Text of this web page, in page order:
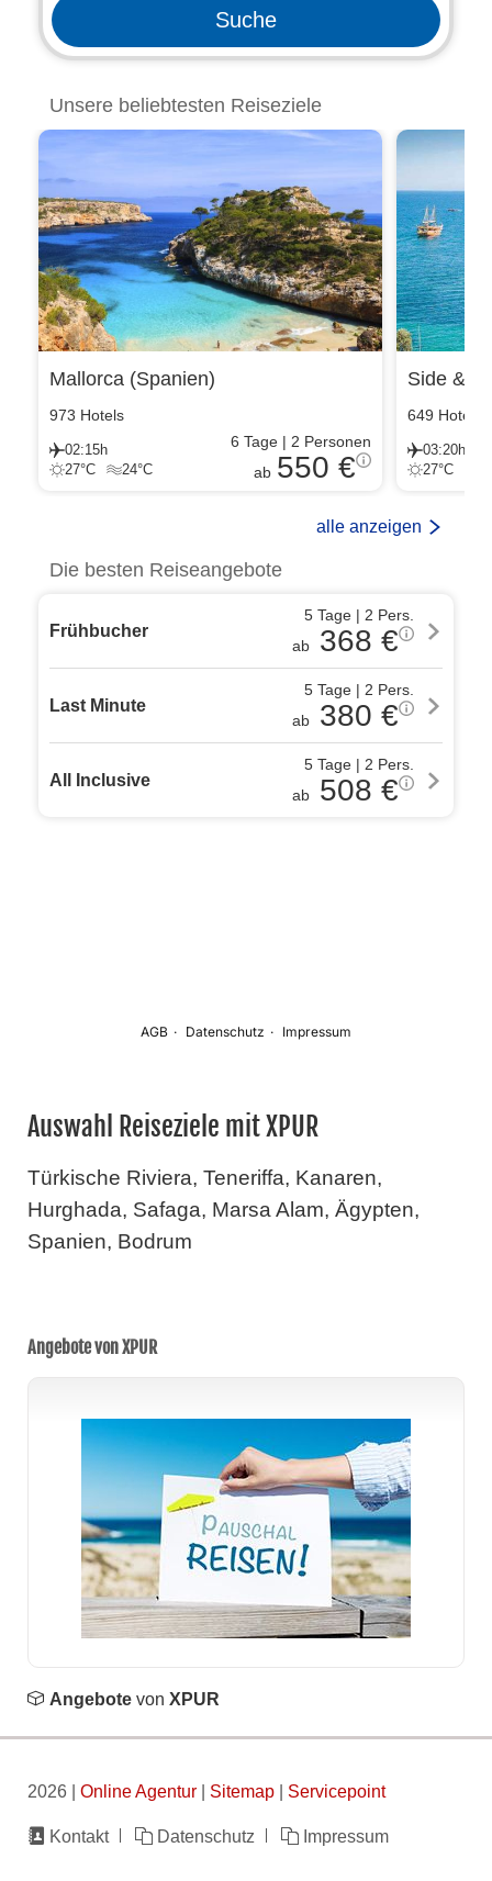
Auswahl Reiseziele mit XPUR
Türkische Riviera, Teneriffa, Kanaren,
Hurghada, Safaga, Marsa Alam, Ägypten,
Spanien, Bodrum
Angebote von XPUR
Angebote von XPUR
2026 | Online Agentur| Sitemap| Servicepoint
Navigation
Kontakt Datenschutz Impressum